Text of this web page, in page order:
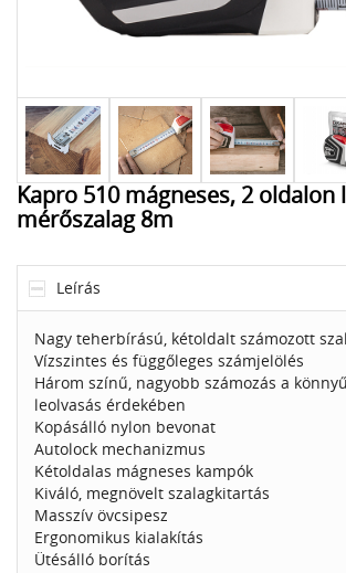
Kapro 510 mágneses, 2 oldalon
mérőszalag 8m
Leírás
Nagy teherbírású, kétoldalt számozott
Vízszintes és függőleges számjelölés
Három színű, nagyobb számozás a
leolvasás érdekében
Kopásálló nylon bevonat
Autolock mechanizmus
Kétoldalas mágneses kampók
Kiváló, megnövelt szalagkitartás
Masszív övcsipesz
Ergonomikus kialakítás
Ütésálló borítás